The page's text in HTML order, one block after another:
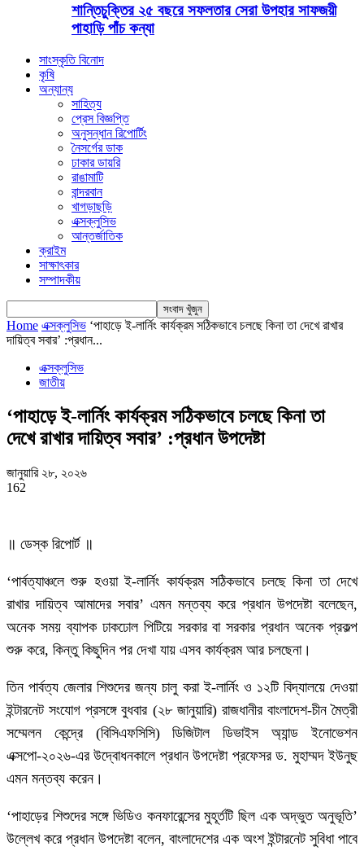
শান্তিচুক্তির ২৫ বছরে সফলতার সেরা উপহার সাফজয়ী
পাহাড়ি পাঁচ কন্যা
সাংস্কৃতি বিনোদ
কৃষি
অন্যান্য
সাহিত্য
প্রেস বিজ্ঞপ্তি
অনুসন্ধান রিপোর্টিং
নৈসর্গের ডাক
ঢাকার ডায়রি
রাঙামাটি
বান্দরবান
খাগড়াছড়ি
এক্সক্লুসিভ
আন্তর্জাতিক
ক্রাইম
সাক্ষাৎকার
সম্পাদকীয়
Home এক্সক্লুসিভ ‘পাহাড়ে ই-লার্নিং কার্যক্রম সঠিকভাবে চলছে কিনা তা দেখে রাখার
দায়িত্ব সবার’ :প্রধান...
এক্সক্লুসিভ
জাতীয়
‘পাহাড়ে ই-লার্নিং কার্যক্রম সঠিকভাবে চলছে কিনা তা
দেখে রাখার দায়িত্ব সবার’ :প্রধান উপদেষ্টা
জানুয়ারি ২৮, ২০২৬
162
॥ ডেস্ক রিপোর্ট ॥
‘পার্বত্যাঞ্চলে শুরু হওয়া ই-লার্নিং কার্যক্রম সঠিকভাবে চলছে কিনা তা দেখে
রাখার দায়িত্ব আমাদের সবার’ এমন মন্তব্য করে প্রধান উপদেষ্টা বলেছেন,
অনেক সময় ব্যাপক ঢাকঢোল পিটিয়ে সরকার বা সরকার প্রধান অনেক প্রকল্প
শুরু করে, কিন্তু কিছুদিন পর দেখা যায় এসব কার্যক্রম আর চলছেনা।
তিন পার্বত্য জেলার শিশুদের জন্য চালু করা ই-লার্নিং ও ১২টি বিদ্যালয়ে দেওয়া
ইন্টারনেট সংযোগ প্রসঙ্গে বুধবার (২৮ জানুয়ারি) রাজধানীর বাংলাদেশ-চীন মৈত্রী
সম্মেলন কেন্দ্রে (বিসিএফসিসি) ডিজিটাল ডিভাইস অ্যান্ড ইনোভেশন
এক্সপো-২০২৬-এর উদ্বোধনকালে প্রধান উপদেষ্টা প্রফেসর ড. মুহাম্মদ ইউনুছ
এমন মন্তব্য করেন।
‘পাহাড়ের শিশুদের সঙ্গে ভিডিও কনফারেন্সের মুহূর্তটি ছিল এক অদ্ভুত অনুভূতি’
উল্লেখ করে প্রধান উপদেষ্টা বলেন, বাংলাদেশের এক অংশ ইন্টারনেট সুবিধা পাবে